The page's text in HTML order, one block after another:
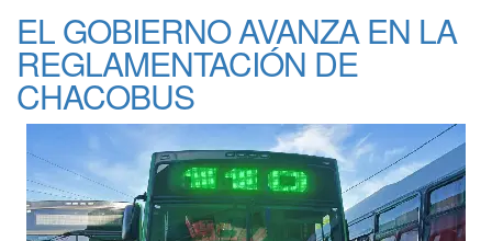
EL GOBIERNO AVANZA EN LA
REGLAMENTACIÓN DE
CHACOBUS